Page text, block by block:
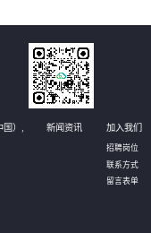
）, 新闻资讯 加入我们
招聘岗位
联系方式
留言表单